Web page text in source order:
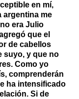
en mí,
argentina me
era Julio
que el
de cabellos
suyo, y que no
Como yo
comprenderán
ha intensificado
Si de